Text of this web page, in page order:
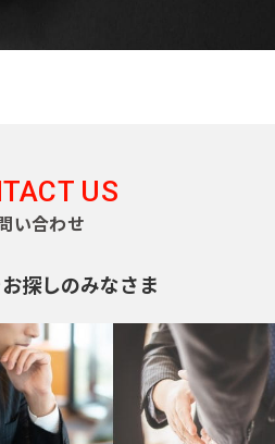
US
い合わせ
探しのみなさま